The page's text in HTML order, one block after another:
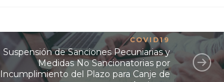
COVID19
Suspensión de Sanciones Pecuniarias y
Medidas No Sancionatorias por
Incumplimiento del Plazo para Canje de